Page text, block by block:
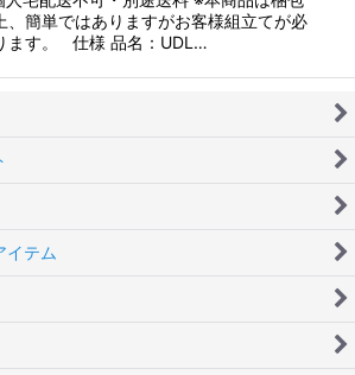
、簡単ではありますがお客様組立てが必
ます。 仕様 品名：UDL…
イテム